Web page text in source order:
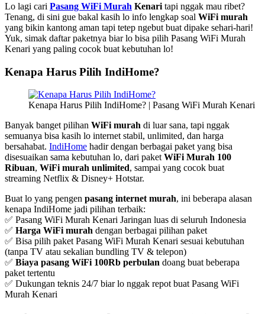
Lo lagi cari Pasang WiFi Murah Kenari tapi nggak mau ribet?
Tenang, di sini gue bakal kasih lo info lengkap soal WiFi murah
yang bikin kantong aman tapi tetep ngebut buat dipake sehari-hari!
Yuk, simak daftar paketnya biar lo bisa pilih Pasang WiFi Murah
Kenari yang paling cocok buat kebutuhan lo!
Kenapa Harus Pilih IndiHome?
Kenapa Harus Pilih IndiHome? | Pasang WiFi Murah Kenari
Banyak banget pilihan WiFi murah di luar sana, tapi nggak
semuanya bisa kasih lo internet stabil, unlimited, dan harga
bersahabat. IndiHome hadir dengan berbagai paket yang bisa
disesuaikan sama kebutuhan lo, dari paket WiFi Murah 100
Ribuan, WiFi murah unlimited, sampai yang cocok buat
streaming Netflix & Disney+ Hotstar.
Buat lo yang pengen pasang internet murah, ini beberapa alasan
kenapa IndiHome jadi pilihan terbaik:
✅ Pasang WiFi Murah Kenari Jaringan luas di seluruh Indonesia
✅ Harga WiFi murah dengan berbagai pilihan paket
✅ Bisa pilih paket Pasang WiFi Murah Kenari sesuai kebutuhan
(tanpa TV atau sekalian bundling TV & telepon)
✅ Biaya pasang WiFi 100Rb perbulan doang buat beberapa
paket tertentu
✅ Dukungan teknis 24/7 biar lo nggak repot buat Pasang WiFi
Murah Kenari